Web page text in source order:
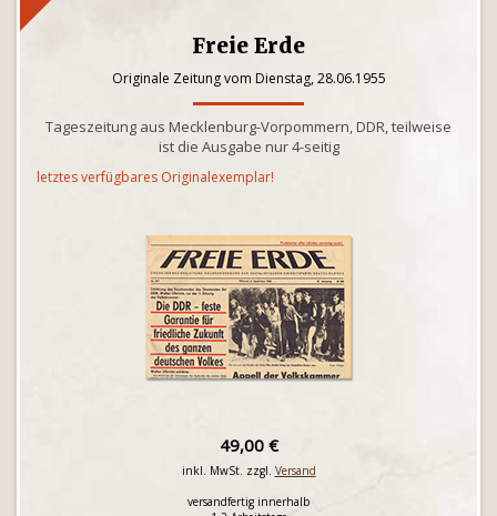
Freie Erde
Originale Zeitung vom Dienstag, 28.06.1955
Tageszeitung aus Mecklenburg-Vorpommern, DDR, teilweise
ist die Ausgabe nur 4-seitig
letztes verfügbares Originalexemplar!
49,00 €
inkl. MwSt. zzgl. Versand
versandfertig innerhalb